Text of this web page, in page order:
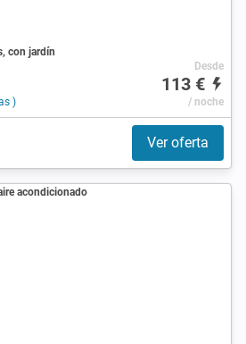
con jardín
)
Desde
113 €
/ noche
Ver oferta